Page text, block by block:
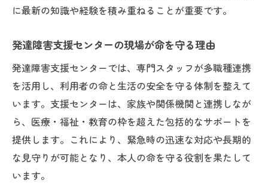
支援の現場で責任感が磨かれる理由
る瞬間
命を守る仕事のやりがいと支援の工夫
命を預かる仕事が生む発達障害支援のやり
がい
支援現場で命を守るための創意工夫を解説
命を守る仕事に感じる喜びと支援方法の工
夫
に最新の知識や経験を積み重ねることが重要です。
発達障害支援センターの現場が命を守る理由
発達障害支援センターでは、専門スタッフが多職種連携
を活用し、利用者の命と生活の安全を守る体制を整えて
います。支援センターは、家族や関係機関と連携しなが
ら、医療・福祉・教育の枠を超えた包括的なサポートを
提供します。これにより、緊急時の迅速な対応や長期的
な見守りが可能となり、本人の命を守る役割を果たして
います。